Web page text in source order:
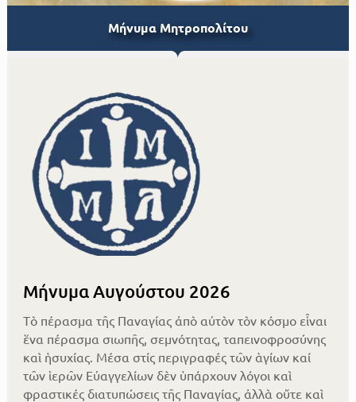
Μήνυμα Μητροπολίτου
Μήνυμα Αυγούστου 2026
Τὸ πέρασμα τῆς Παναγίας ἀπὸ αὐτὸν τὸν κόσμο εἶναι
ἕνα πέρασμα σιωπῆς, σεμνότητας, ταπεινοφροσύνης
καὶ ἡσυχίας. Μέσα στίς περιγραφές τῶν ἁγίων καί
τῶν ἱερῶν Εὐαγγελίων δὲν ὑπάρχουν λόγοι καὶ
φραστικές διατυπώσεις τῆς Παναγίας, ἀλλὰ οὔτε καὶ